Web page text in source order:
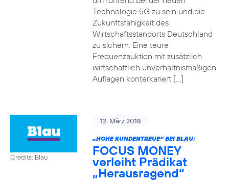
Technologie 5G zu sein und die
Zukunftsfähigkeit des
Wirtschaftsstandorts Deutschland
zu sichern. Eine teure
Frequenzauktion mit zusätzlich
wirtschaftlich unverhältnismäßigen
Auflagen konterkariert […]
Credits: Blau
12. März 2018
„HOHE KUNDENTREUE“ BEI BLAU:
FOCUS MONEY
verleiht Prädikat
„Herausragend“